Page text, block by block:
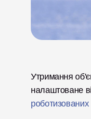
Утримання
роботизованих